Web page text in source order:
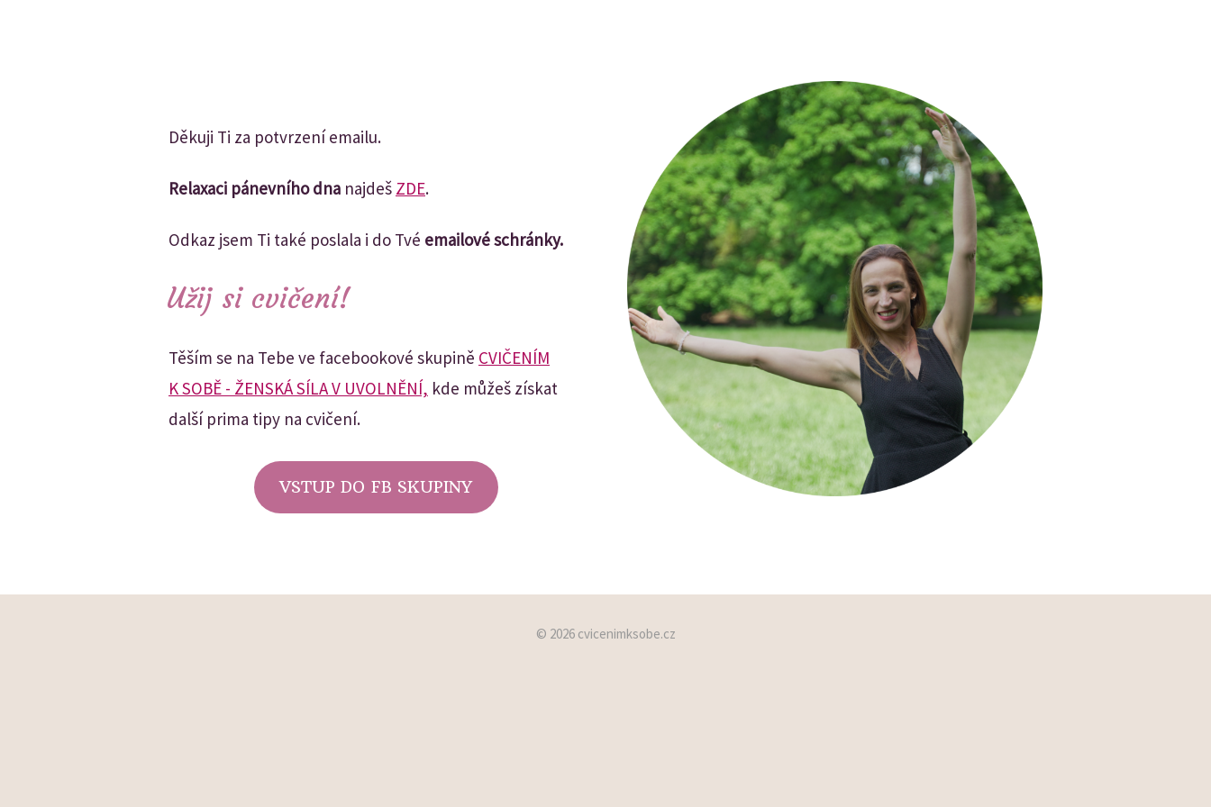
Děkuji Ti za potvrzení emailu.
Relaxaci pánevního dna najdeš ZDE.
Odkaz jsem Ti také poslala i do Tvé emailové schránky.
Užij si cvičení!
Těším se na Tebe ve facebookové skupině CVIČENÍM
K SOBĚ - ŽENSKÁ SÍLA V UVOLNĚNÍ, kde můžeš získat
další prima tipy na cvičení.
VSTUP DO FB SKUPINY
© 2026 cvicenimksobe.cz